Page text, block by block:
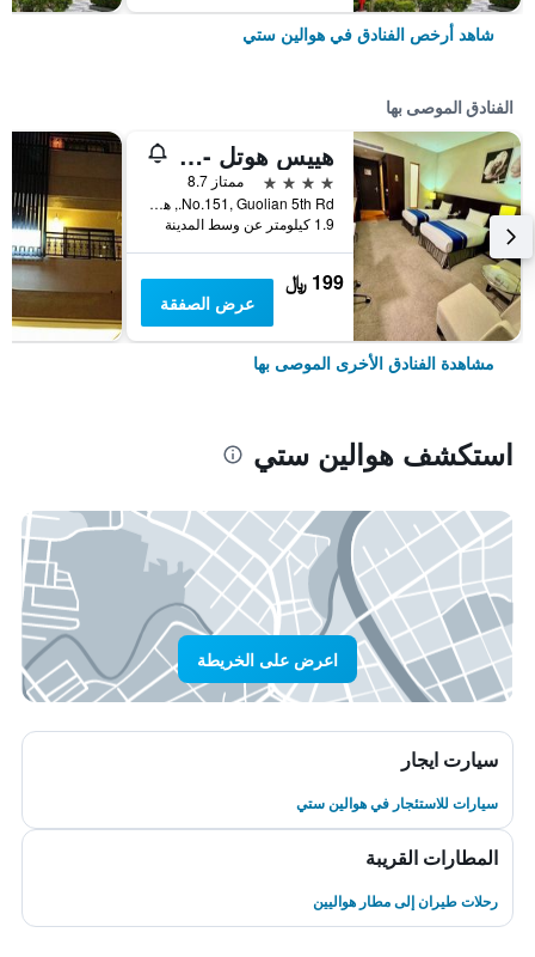
شاهد أرخص الفنادق في هوالين ستي
الفنادق الموصى بها
هييس هوتل - هوالين
4 نجوم
ممتاز 8.7
No.151, Guolian 5th Rd., هوالين ستي, تايوان
1.9 كيلومتر عن وسط المدينة
199 ﷼
عرض الصفقة
مشاهدة الفنادق الأخرى الموصى بها
استكشف هوالين ستي
اعرض على الخريطة
سيارت ايجار
سيارات للاستئجار في هوالين ستي
المطارات القريبة
رحلات طيران إلى مطار هواليين